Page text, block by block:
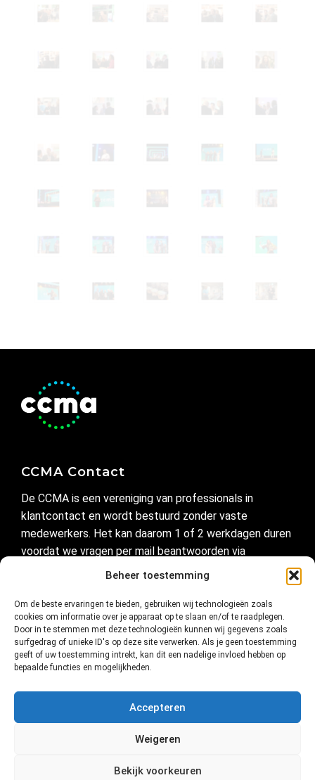
Beheer toestemming
Om de beste ervaringen te bieden, gebruiken wij technologieën zoals
cookies om informatie over je apparaat op te slaan en/of te raadplegen.
Door in te stemmen met deze technologieën kunnen wij gegevens zoals
surfgedrag of unieke ID's op deze site verwerken. Als je geen toestemming
geeft of uw toestemming intrekt, kan dit een nadelige invloed hebben op
bepaalde functies en mogelijkheden.
Accepteren
Weigeren
Bekijk voorkeuren
CCMA Contact
De CCMA is een vereniging van professionals in
klantcontact en wordt bestuurd zonder vaste
medewerkers. Het kan daarom 1 of 2 werkdagen duren
voordat we vragen per mail beantwoorden via
secretariaat@ccma.nl
Handig
Privacyverklaring
Cookie-instellingen
Cookiebeleid (EU)
Verbinding in klantcontact